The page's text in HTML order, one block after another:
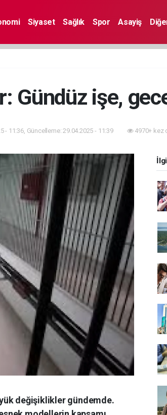
Siyaset Sağlık Spor Asayiş
Gündüz işe,
- 11:36, Güncelleme: 29.04.2025 - 11:39 4970+ kez
değişiklikler gündemde.